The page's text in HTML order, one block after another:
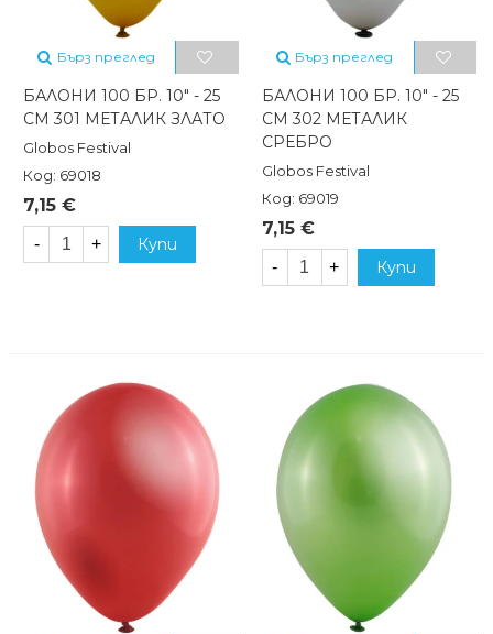
Бърз преглед
БАЛОНИ 100 БР. 10" - 25
СМ 301 МЕТАЛИК ЗЛАТО
Globos Festival
Код: 69018
7,15 €
- + Купи
Бърз преглед
БАЛОНИ 100 БР. 10" - 25
СМ 302 МЕТАЛИК
СРЕБРО
Globos Festival
Код: 69019
7,15 €
- + Купи